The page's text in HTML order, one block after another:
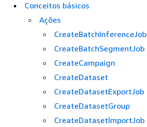
Conceitos básicos
Ações
CreateBatchInferenceJob
CreateBatchSegmentJob
CreateCampaign
CreateDataset
CreateDatasetExportJob
CreateDatasetGroup
CreateDatasetImportJob